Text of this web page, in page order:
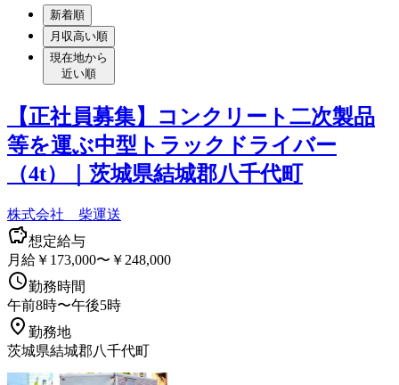
新着順
月収高い順
現在地から
近い順
【正社員募集】コンクリート二次製品
等を運ぶ中型トラックドライバー
（4t）｜茨城県結城郡八千代町
株式会社 柴運送
想定給与
月給￥173,000〜￥248,000
勤務時間
午前8時〜午後5時
勤務地
茨城県結城郡八千代町